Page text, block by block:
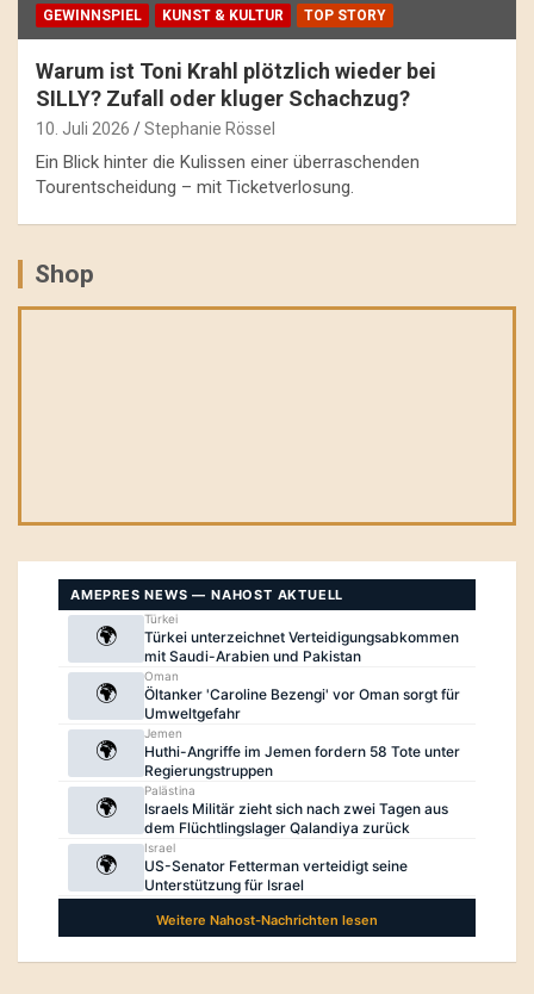
GEWINNSPIEL KUNST & KULTUR TOP STORY
Warum ist Toni Krahl plötzlich wieder bei
SILLY? Zufall oder kluger Schachzug?
10. Juli 2026 Stephanie Rössel
Ein Blick hinter die Kulissen einer überraschenden
Tourentscheidung – mit Ticketverlosung.
Shop